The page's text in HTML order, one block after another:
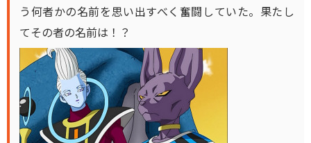
う何者かの名前を思い出すべく奮闘していた。果たし
てその者の名前は！？